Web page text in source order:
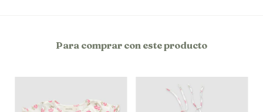
Para comprar con este producto